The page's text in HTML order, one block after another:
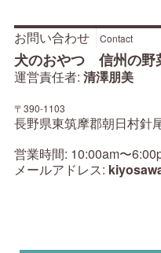
お問い合わせ Contact
犬のおやつ 信州の野
運営責任者: 清澤朋美
〒390-1103
長野県東筑摩郡朝日村針
営業時間: 10:00am〜
メールアドレス: